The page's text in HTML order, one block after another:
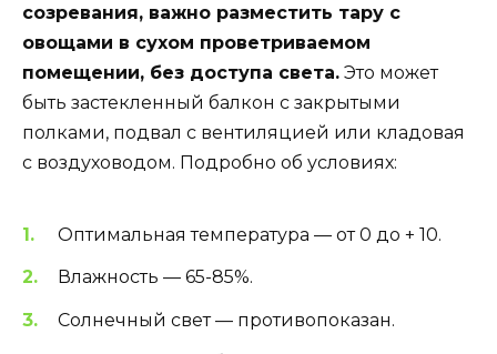
созревания, важно разместить тару с
овощами в сухом проветриваемом
помещении, без доступа света. Это может
быть застекленный балкон с закрытыми
полками, подвал с вентиляцией или кладовая
с воздуховодом. Подробно об условиях:
Оптимальная температура — от 0 до + 10.
Влажность — 65-85%.
Солнечный свет — противопоказан.